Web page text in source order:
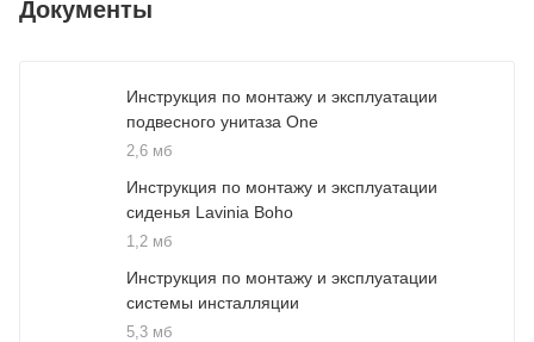
Документы
Инструкция по монтажу и эксплуатации
подвесного унитаза One
2,6 мб
Инструкция по монтажу и эксплуатации
сиденья Lavinia Boho
1,2 мб
Инструкция по монтажу и эксплуатации
системы инсталляции
5,3 мб